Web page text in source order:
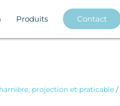
Produits Contact
projection et praticable/